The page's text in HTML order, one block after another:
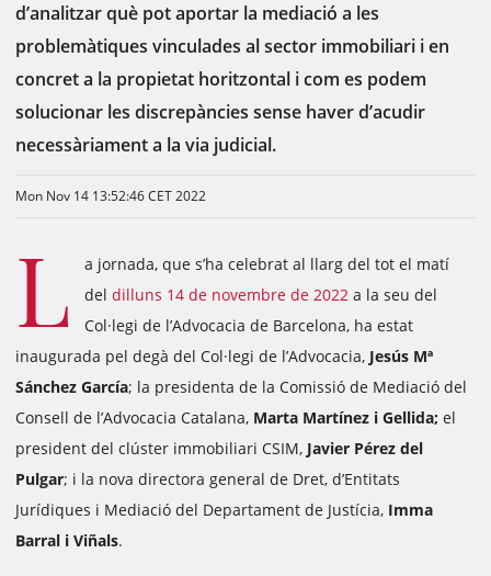
d’analitzar què pot aportar la mediació a les
problemàtiques vinculades al sector immobiliari i en
concret a la propietat horitzontal i com es podem
solucionar les discrepàncies sense haver d’acudir
necessàriament a la via judicial.
Mon Nov 14 13:52:46 CET 2022
L
a jornada, que s’ha celebrat al llarg del tot el matí
del dilluns 14 de novembre de 2022 a la seu del
Col·legi de l’Advocacia de Barcelona, ha estat
inaugurada pel degà del Col·legi de l’Advocacia, Jesús Mª
Sánchez García; la presidenta de la Comissió de Mediació del
Consell de l’Advocacia Catalana, Marta Martínez i Gellida; el
president del clúster immobiliari CSIM, Javier Pérez del
Pulgar; i la nova directora general de Dret, d’Entitats
Jurídiques i Mediació del Departament de Justícia, Imma
Barral i Viñals.